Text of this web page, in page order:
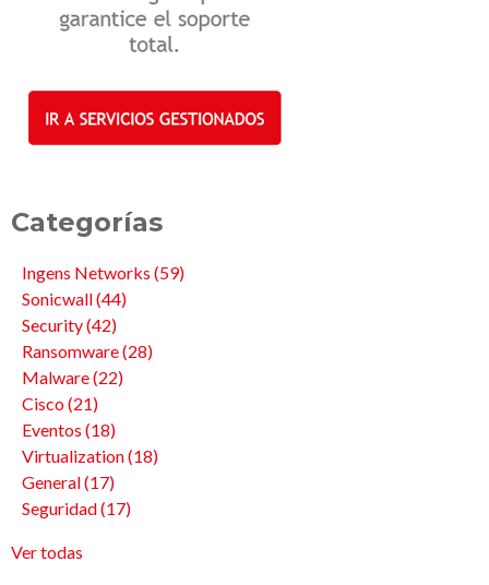
Categorías
Ingens Networks (59)
Sonicwall(44)
Security(42)
Ransomware(28)
Malware(22)
Cisco(21)
Eventos (18)
Virtualization(18)
General(17)
Seguridad(17)
Ver todas